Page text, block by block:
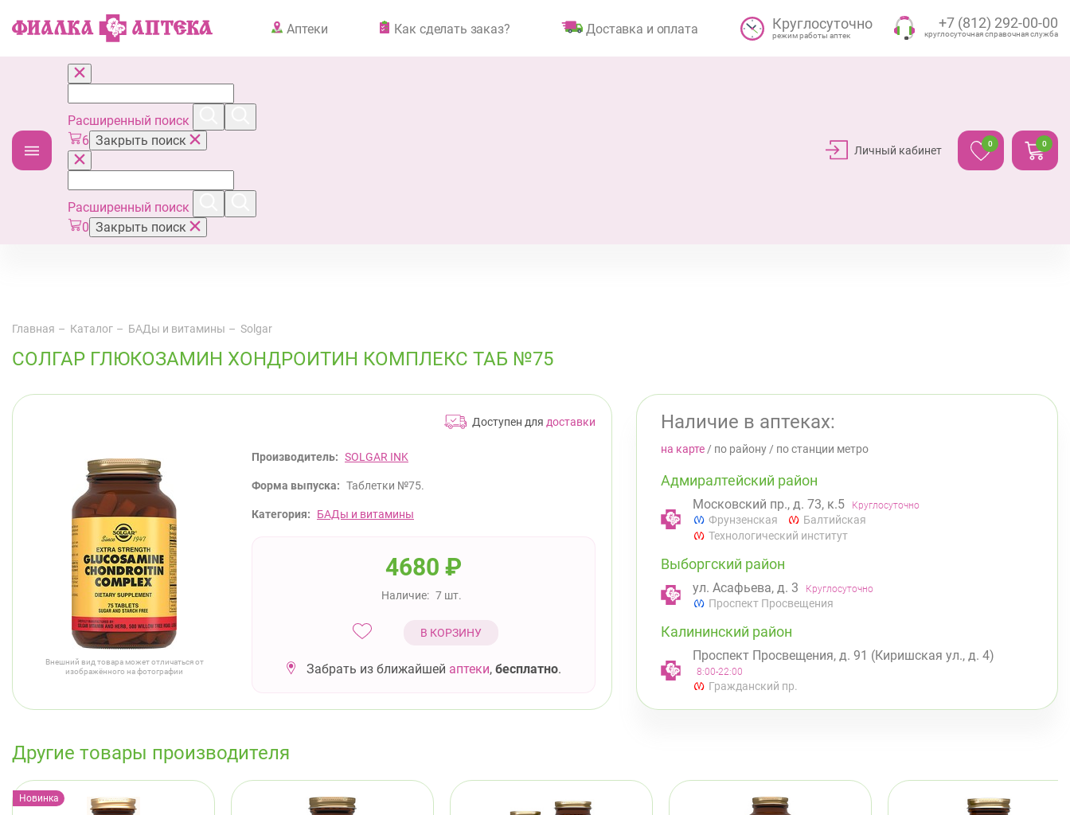
Аптеки Как сделать заказ? Доставка и оплата Круглосуточно
режим работы аптек
+7 (812) 292-00-00
круглосуточная справочная служба
Расширенный поиск
6 Закрыть поиск
Расширенный поиск
0 Закрыть поиск
Личный кабинет
0 0
Главная Каталог БАДы и витамины Solgar
СОЛГАР ГЛЮКОЗАМИН ХОНДРОИТИН КОМПЛЕКС ТАБ №75
Доступен для доставки
Внешний вид товара может отличаться от
изображённого на фотографии
Производитель: SOLGAR INK
Форма выпуска: Таблетки №75.
Категория: БАДы и витамины
4680 ₽
Наличие: 7 шт.
В КОРЗИНУ
Забрать из ближайшей аптеки, бесплатно.
Наличие в аптеках:
на карте / по району / по станции метро
Адмиралтейский район
Московский пр., д. 73, к.5 Круглосуточно
Фрунзенская
Балтийская
Технологический институт
Выборгский район
ул. Асафьева, д. 3 Круглосуточно
Проспект Просвещения
Калининский район
Проспект Просвещения, д. 91 (Киришская ул., д. 4)
8:00-22:00
Гражданский пр.
пр. Науки, д. 19, к. 2
Ленинский пр., д. 88 Круглосуточно
Юго-Западная
Другие товары производителя
Новинка